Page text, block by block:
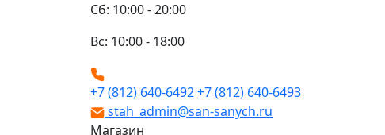
Сб: 10:00 - 20:00
Вс: 10:00 - 18:00
+7 (812) 640-6492+7 (812) 640-6493
stah_admin@san-sanych.ru
Магазин